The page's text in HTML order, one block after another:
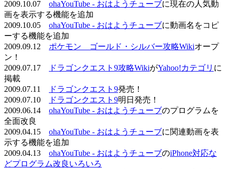
2009.10.07 ohaYouTube - おはようチューブに現在の人気動
画を表示する機能を追加
2009.10.05 ohaYouTube - おはようチューブに動画名をコピ
ーする機能を追加
2009.09.12 ポケモン ゴールド・シルバー攻略Wikiオープ
ン！
2009.07.17
ドラゴンクエスト9攻略WikiがYahoo!カテゴリ に
掲載
2009.07.11
ドラゴンクエスト9発売！
2009.07.10
ドラゴンクエスト9明日発売！
2009.06.14 ohaYouTube - おはようチューブのプログラムを
全面改良
2009.04.15 ohaYouTube - おはようチューブに関連動画を表
示する機能を追加
2009.04.13 ohaYouTube - おはようチューブのiPhone対応な
どプログラム改良いろいろ